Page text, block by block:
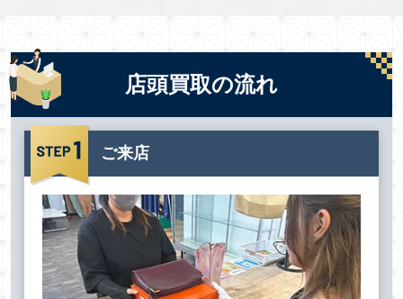
店頭買取の流れ
ご来店